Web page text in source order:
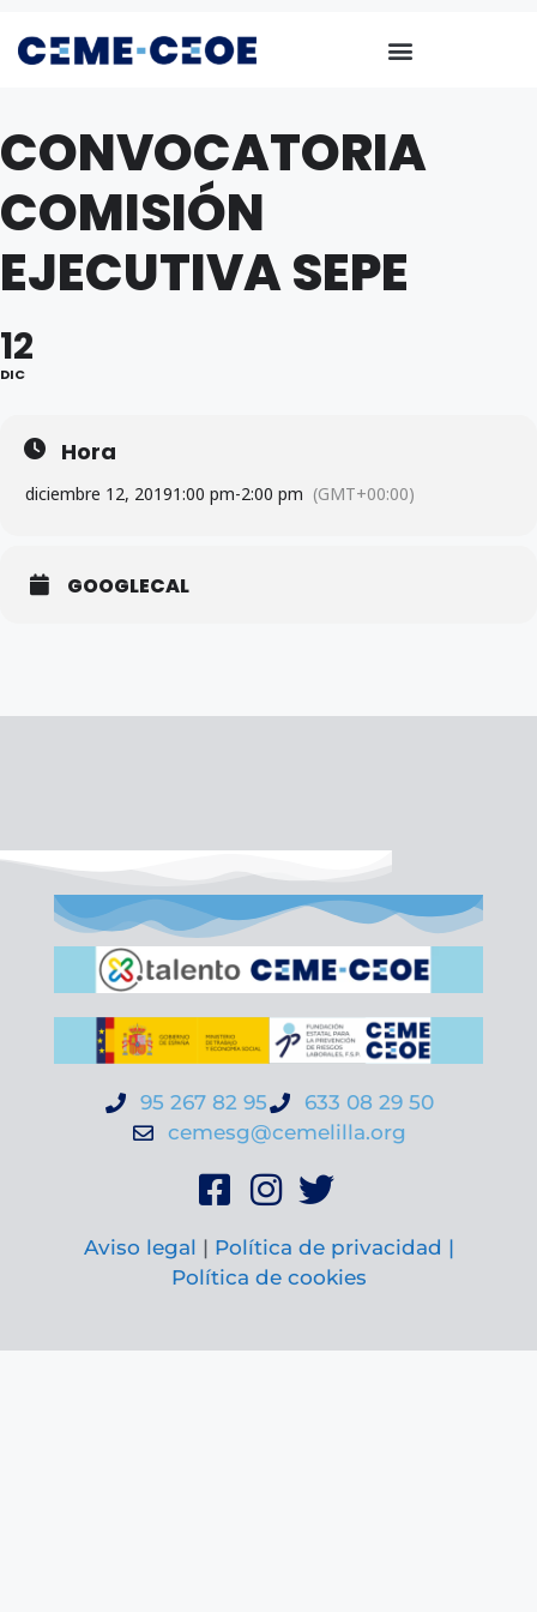
CONVOCATORIA
COMISIÓN
EJECUTIVA SEPE
12
DIC
Hora
diciembre 12, 20191:00 pm-2:00 pm (GMT+00:00)
GOOGLECAL
95 267 82 95
633 08 29 50
cemesg@cemelilla.org
Aviso legal | Política de privacidad |
Política de cookies